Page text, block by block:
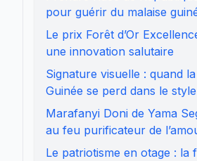
pour guérir du malaise
Le prix Forêt d’Or
une innovation salutaire
Signature visuelle : quand
Guinée se perd dans le
Marafanyi Doni de Yama
au feu purificateur de
Le patriotisme en otage : la